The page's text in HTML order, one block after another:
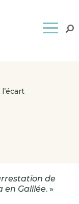
l’écart
de
en Galilée. »